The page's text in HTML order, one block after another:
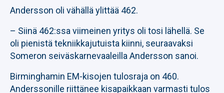
Andersson oli vähällä ylittää 462.
– Siinä 462:ssa viimeinen yritys oli tosi lähellä. Se
oli pienistä tekniikkajutuista kiinni, seuraavaksi
Someron seiväskarnevaaleilla Andersson sanoi.
Birminghamin EM-kisojen tulosraja on 460.
Anderssonille riittänee kisapaikkaan varmasti tulos